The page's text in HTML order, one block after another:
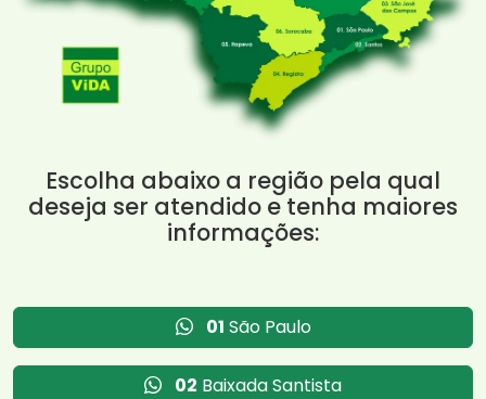
Escolha abaixo a região pela qual
deseja ser atendido e tenha maiores
informações:
01 São Paulo
02 Baixada Santista